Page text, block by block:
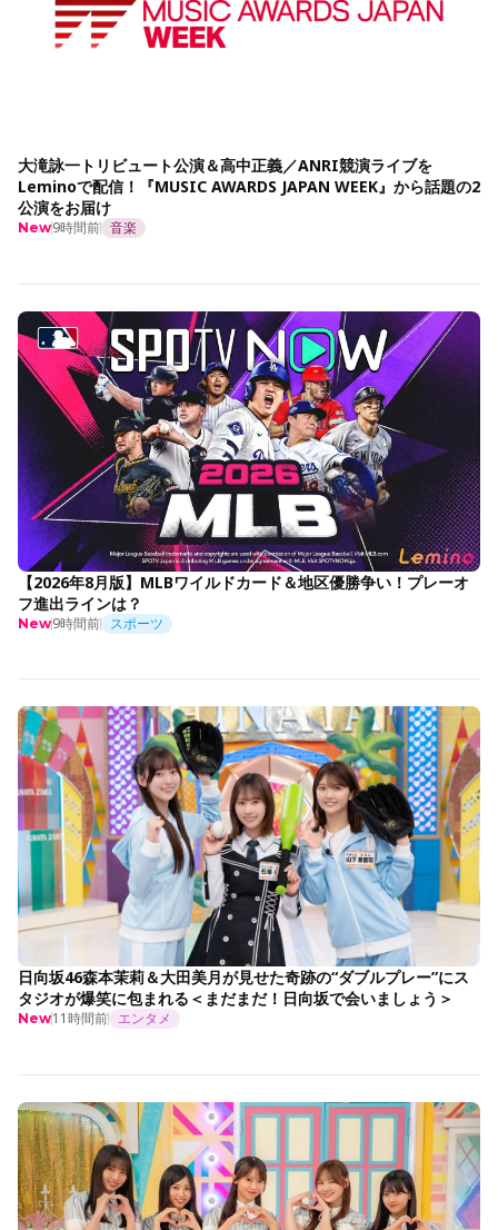
大滝詠一トリビュート公演＆高中正義／ANRI競演ライブを
Leminoで配信！『MUSIC AWARDS JAPAN WEEK』から話題の2
公演をお届け
New9時間前 音楽
【2026年8月版】MLBワイルドカード＆地区優勝争い！プレーオ
フ進出ラインは？
New9時間前 スポーツ
日向坂46森本茉莉＆大田美月が見せた奇跡の“ダブルプレー”にス
タジオが爆笑に包まれる＜まだまだ！日向坂で会いましょう＞
New11時間前 エンタメ